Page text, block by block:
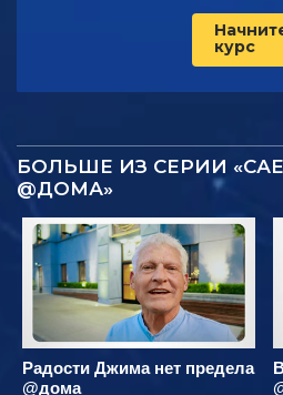
курс
БОЛЬШЕ ИЗ СЕРИИ
@ДОМА»
Радости Джима нет предела
@дома